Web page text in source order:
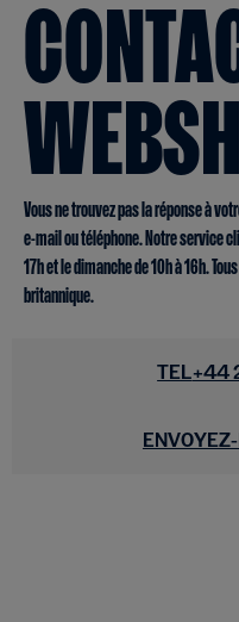
Vous ne trouvez pas la réponse à
e-mail ou téléphone. Notre service
17h et le dimanche de 10h à 16h.
britannique.
TEL+44